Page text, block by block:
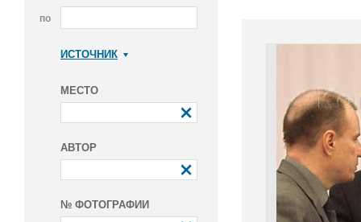
по
ИСТОЧНИК
МЕСТО
АВТОР
№ ФОТОГРАФИИ